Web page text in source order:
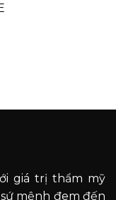
giá trị thẩm mỹ
mệnh đem đến